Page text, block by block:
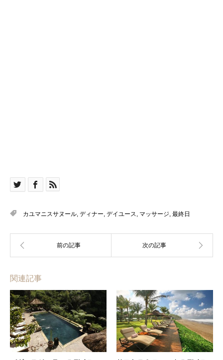
カユマニスサヌール, ディナー, デイユース, マッサージ, 最終日
関連記事